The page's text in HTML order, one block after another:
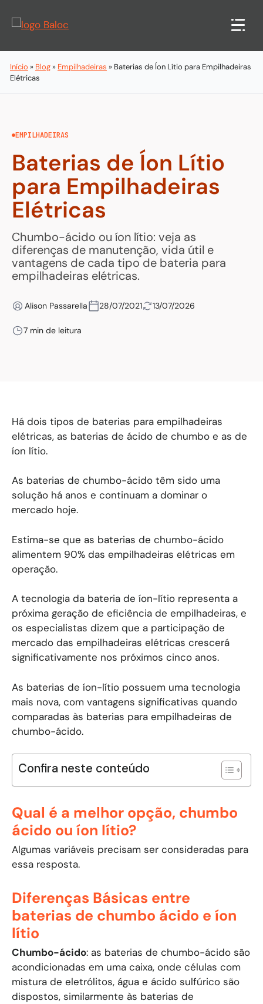
para
conteúdo
Início » Blog » Empilhadeiras » Baterias de Íon Lítio para Empilhadeiras
Elétricas
EMPILHADEIRAS
Baterias de Íon Lítio
para Empilhadeiras
Elétricas
Chumbo-ácido ou íon lítio: veja as
diferenças de manutenção, vida útil e
vantagens de cada tipo de bateria para
empilhadeiras elétricas.
Alison Passarella 28/07/2021 13/07/2026
7 min de leitura
Há dois tipos de baterias para empilhadeiras
elétricas, as baterias de ácido de chumbo e as de
íon lítio.
As baterias de chumbo-ácido têm sido uma
solução há anos e continuam a dominar o
mercado hoje.
Estima-se que as baterias de chumbo-ácido
alimentem 90% das empilhadeiras elétricas em
operação.
A tecnologia da bateria de íon-lítio representa a
próxima geração de eficiência de empilhadeiras, e
os especialistas dizem que a participação de
mercado das empilhadeiras elétricas crescerá
significativamente nos próximos cinco anos.
As baterias de íon-lítio possuem uma tecnologia
mais nova, com vantagens significativas quando
comparadas às baterias para empilhadeiras de
chumbo-ácido.
Confira neste conteúdo
Qual é a melhor opção, chumbo
ácido ou íon lítio?
Algumas variáveis precisam ser consideradas para
essa resposta.
Diferenças Básicas entre
baterias de chumbo ácido e íon
lítio
Chumbo-ácido: as baterias de chumbo-ácido são
acondicionadas em uma caixa, onde células com
mistura de eletrólitos, água e ácido sulfúrico são
dispostos, similarmente às baterias de